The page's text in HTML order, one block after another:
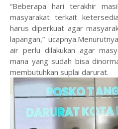
“Beberapa hari terakhir
masyarakat terkait
harus diperkuat agar
lapangan,”
air perlu dilakukan agar
mana yang sudah bisa
membutuhkan suplai darurat.